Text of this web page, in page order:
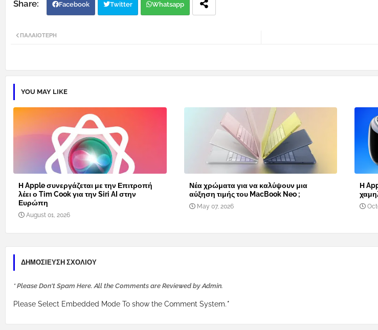
Facebook Twitter Whatsapp
ΠΑΛΑΙΌΤΕΡΗ
YOU MAY LIKE
Η Apple συνεργάζεται με την Επιτροπή
λέει ο Tim Cook για την Siri AI στην
Ευρώπη
August 01, 2026
Νέα χρώματα για να καλύψουν μια
αύξηση τιμής του MacBook Neo ;
May 07, 2026
Η
ΔΗΜΟΣΊΕΥΣΗ ΣΧΟΛΊΟΥ
* Please Don't Spam Here. All the Comments are Reviewed by Admin.
Please Select Embedded Mode To show the Comment System.*